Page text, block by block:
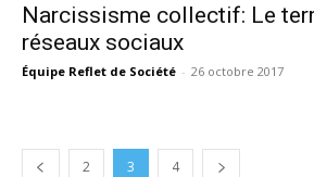
Narcissisme collectif: Le
réseaux sociaux
Équipe Reflet de Société - 26 octobre 2017
2 3 4